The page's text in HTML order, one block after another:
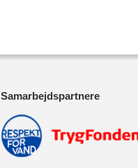
Samarbejdspartnere